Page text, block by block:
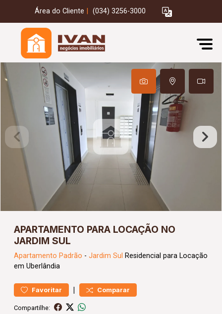
Área do Cliente (034) 3256-3000
APARTAMENTO PARA LOCAÇÃO NO
JARDIM SUL
Apartamento Padrão - Jardim Sul Residencial para Locação
em Uberlândia
Favoritar | Comparar
Compartilhe: